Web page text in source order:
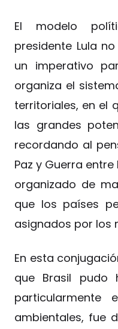
El modelo
presidente Lula
un imperativo
organiza el
territoriales, en el
las grandes
recordando al
Paz y Guerra
organizado de
que los países
asignados por los
En esta
que Brasil pudo
particularmente
ambientales, fue